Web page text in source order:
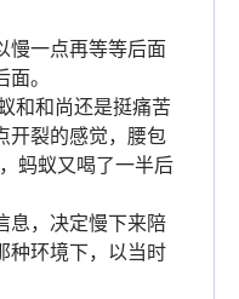
慢一点再等等后面
。
和和尚还是挺痛苦
开裂的感觉，腰包
蚂蚁又喝了一半后
息，决定慢下来陪
种环境下，以当时